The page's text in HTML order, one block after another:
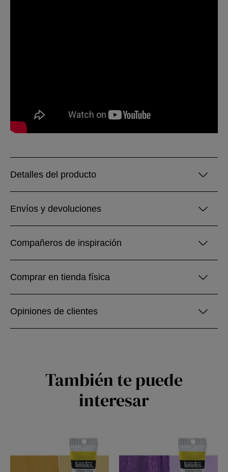
Detalles del producto
Envíos y devoluciones
Compañeros de inspiración
Comprar en tienda física
Opiniones de clientes
También te puede
interesar